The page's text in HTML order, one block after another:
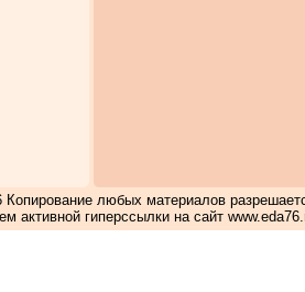
Копирование любых материалов
активной гиперссылки на сайт